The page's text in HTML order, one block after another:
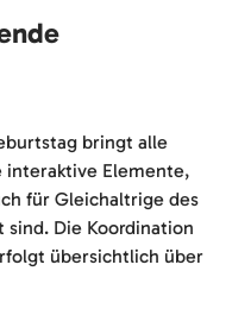
bringt alle
interaktive Elemente,
für Gleichaltrige des
Die Koordination
übersichtlich über